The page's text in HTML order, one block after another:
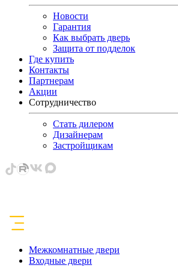
Новости
Гарантия
Как выбрать дверь
Защита от подделок
Где купить
Контакты
Партнерам
Акции
Сотрудничество
Стать дилером
Дизайнерам
Застройщикам
Межкомнатные двери
Входные двери